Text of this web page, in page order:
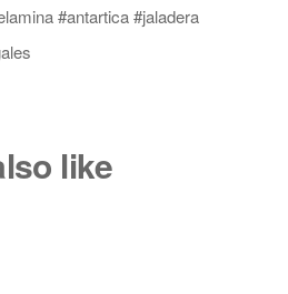
#antartica #jaladera
like